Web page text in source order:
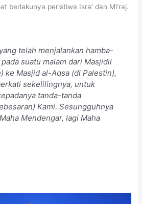
berlakunya peristiwa Isra’ dan Mi‘raj.
telah menjalankan hamba-
suatu malam dari Masjidil
ke Masjid al-Aqsa (di Palestin),
sekelilingnya, untuk
tanda-tanda
Kami. Sesungguhnya
Mendengar, lagi Maha